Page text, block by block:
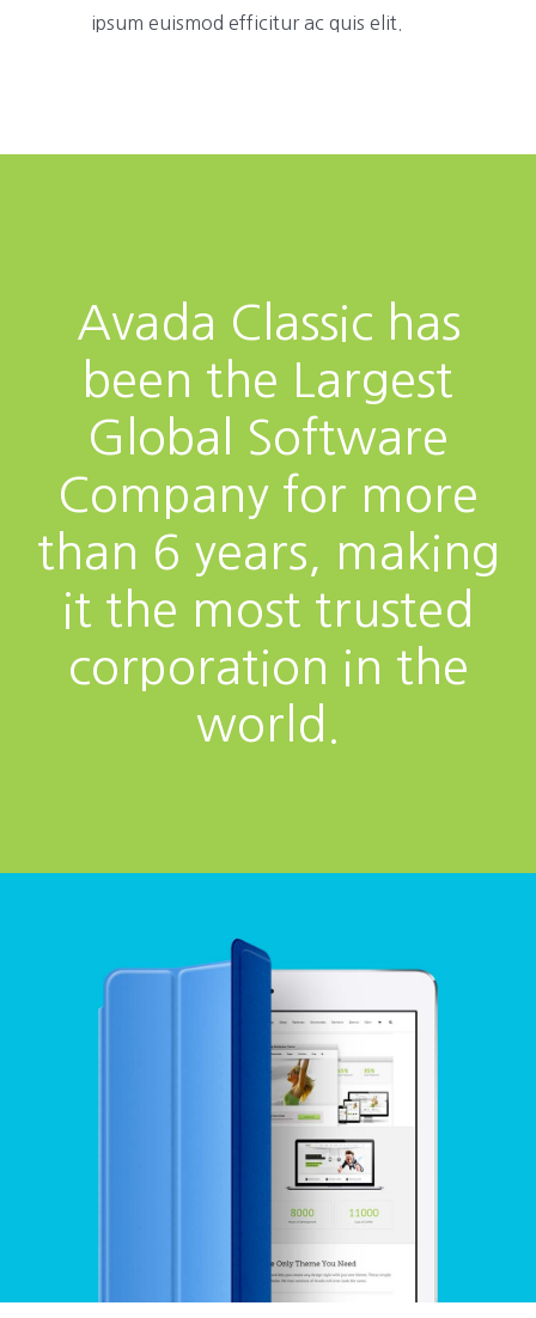
ipsum euismod efficitur ac quis elit.
Avada Classic has
been the Largest
Global Software
Company for more
than 6 years, making
it the most trusted
corporation in the
world.